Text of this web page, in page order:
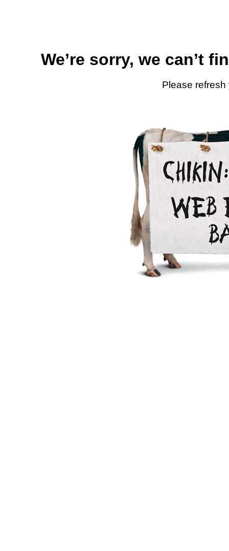
We’re sorry, we can’t
Please refresh